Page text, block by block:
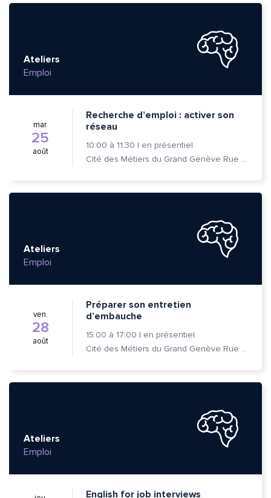
Ateliers
Emploi
mar.
25
août
Recherche d’emploi : activer son
réseau
10:00 à 11:30 | en présentiel
Cité des Métiers du Grand Genève Rue Prévost-Martin 6 1205 Genève
Ateliers
Emploi
ven.
28
août
Préparer son entretien
d’embauche
15:00 à 17:00 | en présentiel
Cité des Métiers du Grand Genève Rue Prévost-Martin 6 1205 Genève
Ateliers
Emploi
English for job interviews